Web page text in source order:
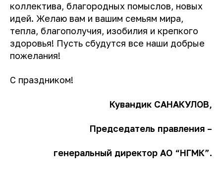
коллектива, благородных помыслов, новых
идей. Желаю вам и вашим семьям мира,
тепла, благополучия, изобилия и крепкого
здоровья! Пусть сбудутся все наши добрые
пожелания!
С праздником!
Кувандик САНАКУЛОВ,
Председатель правления –
генеральный директор АО “НГМК”.